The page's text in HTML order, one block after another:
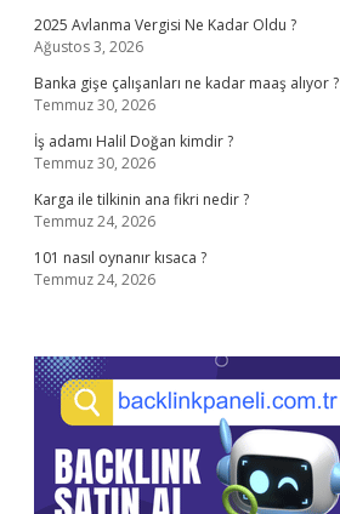
2025 Avlanma Vergisi Ne Kadar Oldu ?
Ağustos 3, 2026
Banka gişe çalışanları ne kadar maaş alıyor ?
Temmuz 30, 2026
İş adamı Halil Doğan kimdir ?
Temmuz 30, 2026
Karga ile tilkinin ana fikri nedir ?
Temmuz 24, 2026
101 nasıl oynanır kısaca ?
Temmuz 24, 2026